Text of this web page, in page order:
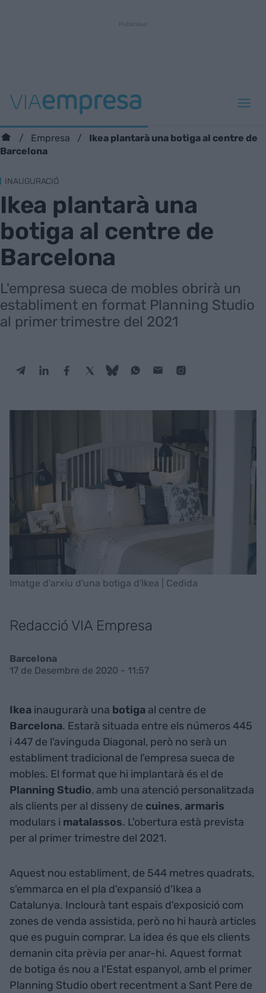
Empresa
Ikea plantarà una botiga al centre de
Barcelona
INAUGURACIÓ
Ikea plantarà una
botiga al centre de
Barcelona
L'empresa sueca de mobles obrirà un
establiment en format Planning Studio
al primer trimestre del 2021
Imatge d'arxiu d'una botiga d'Ikea | Cedida
Redacció VIA Empresa
Barcelona
17 de Desembre de 2020 - 11:57
Ikea inaugurarà una botiga al centre de
Barcelona. Estarà situada entre els números 445
i 447 de l'avinguda Diagonal, però no serà un
establiment tradicional de l'empresa sueca de
mobles. El format que hi implantarà és el de
Planning Studio, amb una atenció personalitzada
als clients per al disseny de cuines, armaris
modulars i matalassos. L'obertura està prevista
per al primer trimestre del 2021.
Aquest nou establiment, de 544 metres quadrats,
s'emmarca en el pla d'expansió d'Ikea a
Catalunya. Inclourà tant espais d'exposició com
zones de venda assistida, però no hi haurà articles
que es puguin comprar. La idea és que els clients
demanin cita prèvia per anar-hi. Aquest format
de botiga és nou a l'Estat espanyol, amb el primer
Planning Studio obert recentment a Sant Pere de